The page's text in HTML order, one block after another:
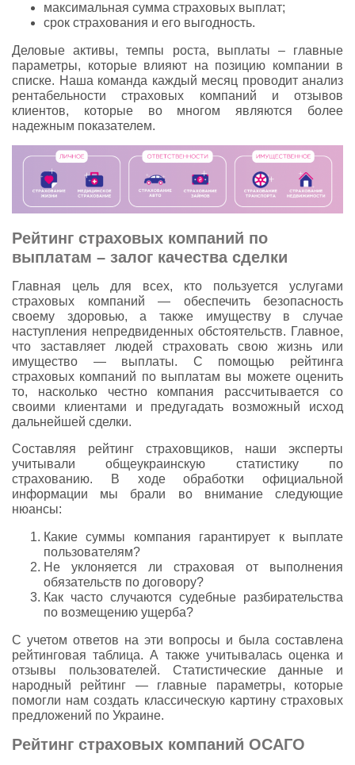
максимальная сумма страховых выплат;
срок страхования и его выгодность.
Деловые активы, темпы роста, выплаты – главные
параметры, которые влияют на позицию компании в
списке. Наша команда каждый месяц проводит анализ
рентабельности страховых компаний и отзывов
клиентов, которые во многом являются более
надежным показателем.
Рейтинг страховых компаний по
выплатам – залог качества сделки
Главная цель для всех, кто пользуется услугами
страховых компаний — обеспечить безопасность
своему здоровью, а также имуществу в случае
наступления непредвиденных обстоятельств. Главное,
что заставляет людей страховать свою жизнь или
имущество — выплаты. С помощью рейтинга
страховых компаний по выплатам вы можете оценить
то, насколько честно компания рассчитывается со
своими клиентами и предугадать возможный исход
дальнейшей сделки.
Составляя рейтинг страховщиков, наши эксперты
учитывали общеукраинскую статистику по
страхованию. В ходе обработки официальной
информации мы брали во внимание следующие
нюансы:
Какие суммы компания гарантирует к выплате
пользователям?
Не уклоняется ли страховая от выполнения
обязательств по договору?
Как часто случаются судебные разбирательства
по возмещению ущерба?
С учетом ответов на эти вопросы и была составлена
рейтинговая таблица. А также учитывалась оценка и
отзывы пользователей. Статистические данные и
народный рейтинг — главные параметры, которые
помогли нам создать классическую картину страховых
предложений по Украине.
Рейтинг страховых компаний ОСАГО